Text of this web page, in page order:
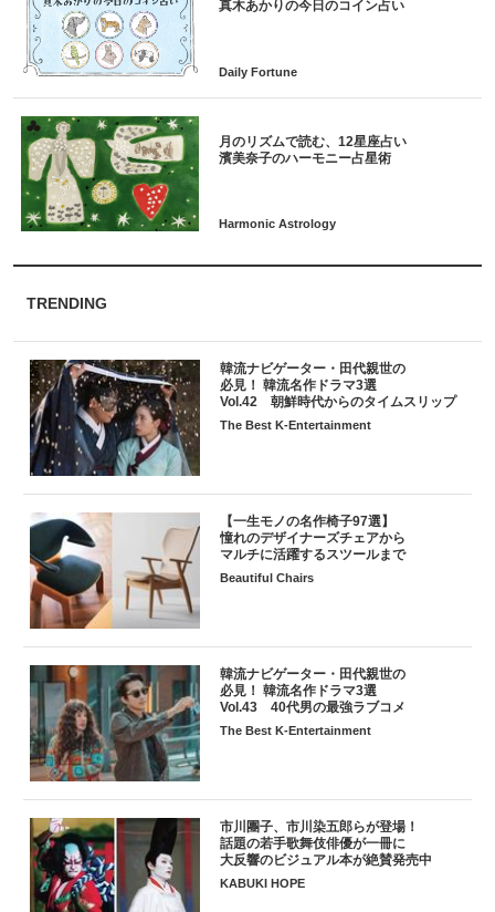
月のリズムで読む、12星座占い
TRENDING
韓流ナビゲーター・田代親世の
必見！ 韓流名作ドラマ3選
Vol.42 朝鮮時代からのタイムスリップ
The Best K-Entertainment
【一生モノの名作椅子97選】
憧れのデザイナーズチェアから
マルチに活躍するスツールまで
Beautiful Chairs
韓流ナビゲーター・田代親世の
必見！ 韓流名作ドラマ3選
Vol.43 40代男の最強ラブコメ
The Best K-Entertainment
市川團子、市川染五郎らが登場！
話題の若手歌舞伎俳優が一冊に
大反響のビジュアル本が絶賛発売中
KABUKI HOPE